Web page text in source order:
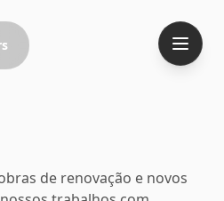
de renovação e novos